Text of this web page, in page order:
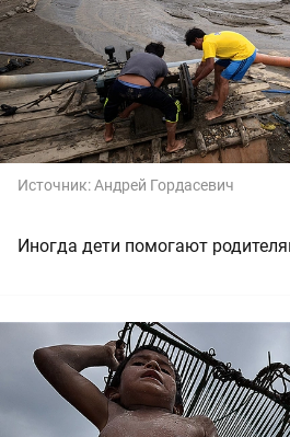
Источник:Андрей Гордасевич
Иногда дети помогают